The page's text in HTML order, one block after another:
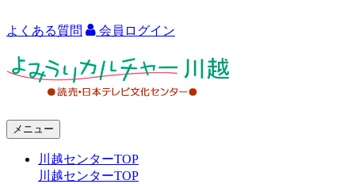
よくある質問 会員ログイン
メニュー
川越センターTOP
川越センターTOP